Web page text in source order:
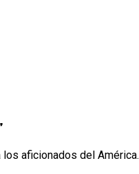
aficionados del América.